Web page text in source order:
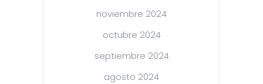
noviembre 2024
octubre 2024
septiembre 2024
agosto 2024